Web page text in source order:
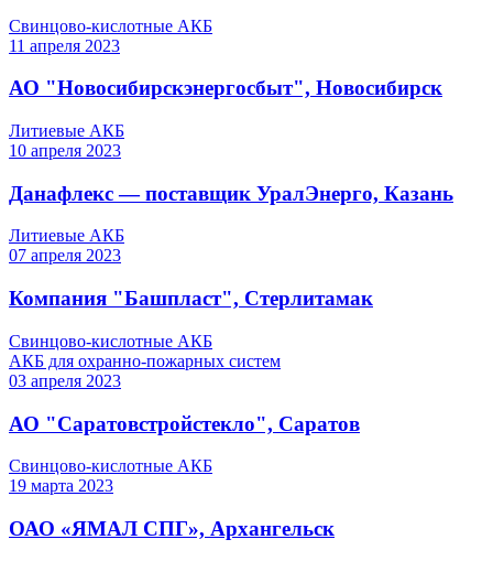
Свинцово-кислотные АКБ
11 апреля 2023
АО "Новосибирскэнергосбыт", Новосибирск
Литиевые АКБ
10 апреля 2023
Данафлекс — поставщик УралЭнерго, Казань
Литиевые АКБ
07 апреля 2023
Компания "Башпласт", Стерлитамак
Свинцово-кислотные АКБ
АКБ для охранно-пожарных систем
03 апреля 2023
АО "Саратовстройстекло", Саратов
Свинцово-кислотные АКБ
19 марта 2023
ОАО «ЯМАЛ СПГ», Архангельск